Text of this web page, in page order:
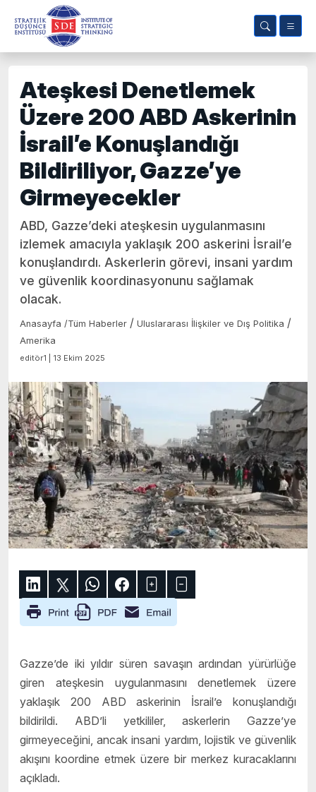
Ateşkesi Denetlemek
Üzere 200 ABD Askerinin
İsrail’e Konuşlandığı
Bildiriliyor, Gazze’ye
Girmeyecekler
ABD, Gazze’deki ateşkesin uygulanmasını
izlemek amacıyla yaklaşık 200 askerini İsrail’e
konuşlandırdı. Askerlerin görevi, insani yardım
ve güvenlik koordinasyonunu sağlamak
olacak.
Anasayfa /Tüm Haberler / Uluslararası İlişkiler ve Dış Politika /
Amerika
editör1 | 13 Ekim 2025
Gazze’de iki yıldır süren savaşın ardından yürürlüğe
giren ateşkesin uygulanmasını denetlemek üzere
yaklaşık 200 ABD askerinin İsrail’e konuşlandığı
bildirildi. ABD’li yetkililer, askerlerin Gazze’ye
girmeyeceğini, ancak insani yardım, lojistik ve güvenlik
akışını koordine etmek üzere bir merkez kuracaklarını
açıkladı.